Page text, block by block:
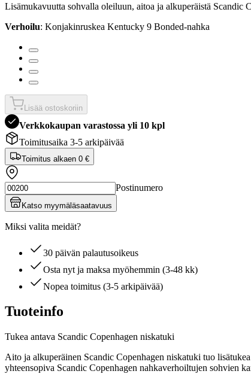
Lisämukavuutta sohvalla oleiluun, aitoa ja alkuperäistä Scandic
Verhoilu: Konjakinruskea Kentucky 9 Bonded-nahka
Lisää ostoskoriin
Verkkokaupan varastossa yli 10 kpl
Toimitusaika 3-5 arkipäivää
Toimitus alkaen 0 €
Postinumero
Katso myymäläsaatavuus
Miksi valita meidät?
30 päivän palautusoikeus
Osta nyt ja maksa myöhemmin (3-48 kk)
Nopea toimitus (3-5 arkipäivää)
Tuoteinfo
Tukea antava Scandic Copenhagen niskatuki
Aito ja alkuperäinen Scandic Copenhagen niskatuki tuo
yhteensopiva Scandic Copenhagen nahkaverhoiltujen sohvien